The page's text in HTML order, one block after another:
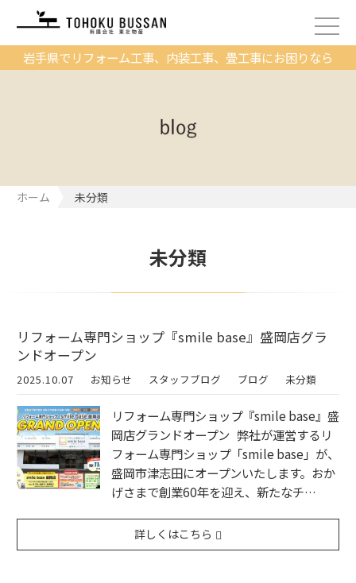
岩手県でリフォーム工事、内装工事、畳工事にお困りなら
ホーム 未分類
未分類
リフォーム専門ショップ『smile base』盛岡店グラ
ンドオープン
2025.10.07 お知らせ スタッフブログ ブログ 未分類
リフォーム専門ショップ『smile base』盛
岡店グランドオープン 弊社が運営するリ
フォーム専門ショップ「smile base」が、
盛岡市津志田にオープンいたします。おか
げさまで創業60年を迎え、新たなチ…
詳しくはこちら